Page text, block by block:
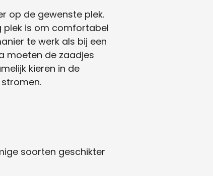
op de gewenste plek.
plek is om comfortabel
te werk als bij een
moeten de zaadjes
kieren in de
soorten geschikter